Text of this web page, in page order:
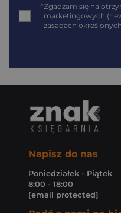
*Zgadzam się na
marketingowych
zasadach
Napisz do nas
Poniedziałek - Piątek
8:00 - 18:00
[email protected]